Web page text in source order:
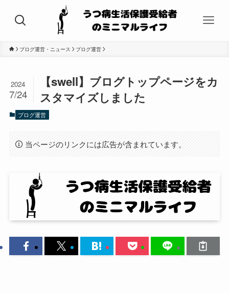
ブログ運営・ニュース ブログ運営
【swell】ブログトップページをカ
スタマイズしました
2024
7/24
ブログ運営
当ページのリンクには広告が含まれています。